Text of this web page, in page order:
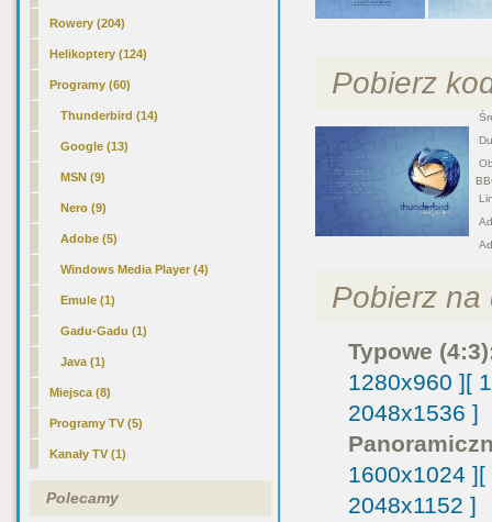
Rowery (204)
Helikoptery (124)
Programy (60)
Thunderbird (14)
Google (13)
MSN (9)
Nero (9)
Adobe (5)
Windows Media Player (4)
Emule (1)
Gadu-Gadu (1)
Java (1)
Miejsca (8)
Programy TV (5)
Kanały TV (1)
Polecamy
Pobierz
Pobierz na
Typowe
1280x960 ][
2048x1536 ]
1600x1024 ][
2048x1152 ]